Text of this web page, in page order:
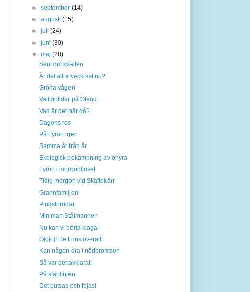
► september (14)
► augusti (15)
► juli (24)
► juni (30)
▼ maj (28)
Sent om kvällen
Är det allra vackrast nu?
Gröna vågen
Vallmotider på Öland
Vad är det här då?
Dagens ros
På Fyrön igen
Samma år från år
Ekologisk bekämpning av ohyra
Fyrön i morgonljuset
Tidig morgon vid Skäftekärr
Grannfamiljen
Pingstbrudar
Min man Stålmannen
Nu kan vi börja klaga!
Ojojoj! De finns överallt.
Kan någon dra i nödbromsen
Så var det avklarat!
På startlinjen
Det putsas och fejas!